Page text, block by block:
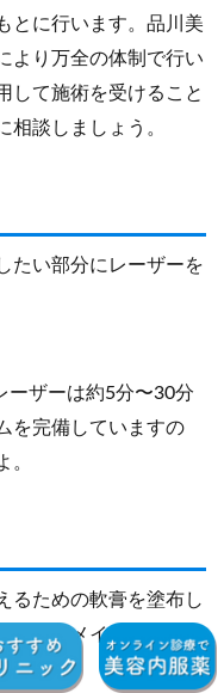
とに行います。品川美
より万全の体制で行い
して施術を受けること
相談しましょう。
たい部分にレーザーを
ーザーは約5分〜30分
を完備していますの
。
るための軟膏を塗布し
後からメイクが可能で